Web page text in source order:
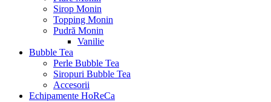
Sirop Monin
Topping Monin
Pudră Monin
Vanilie
Bubble Tea
Perle Bubble Tea
Siropuri Bubble Tea
Accesorii
Echipamente HoReCa